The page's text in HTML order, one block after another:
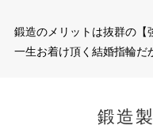
鍛造のメリットは抜群の【
一生お着け頂く結婚指輪だ
鍛造